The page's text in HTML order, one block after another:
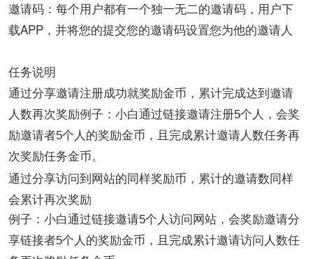
邀请码：每个用户都有一个独一无二的邀请码，用户下
载APP，并将您的提交您的邀请码设置您为他的邀请人
任务说明
通过分享邀请注册成功就奖励金币，累计完成达到邀请
人数再次奖励例子：小白通过链接邀请注册5个人，会奖
励邀请者5个人的奖励金币，且完成累计邀请人数任务再
次奖励任务金币。
通过分享访问到网站的同样奖励币，累计的邀请数同样
会累计再次奖励
例子：小白通过链接邀请5个人访问网站，会奖励邀请分
享链接者5个人的奖励金币，且完成累计邀请访问人数任